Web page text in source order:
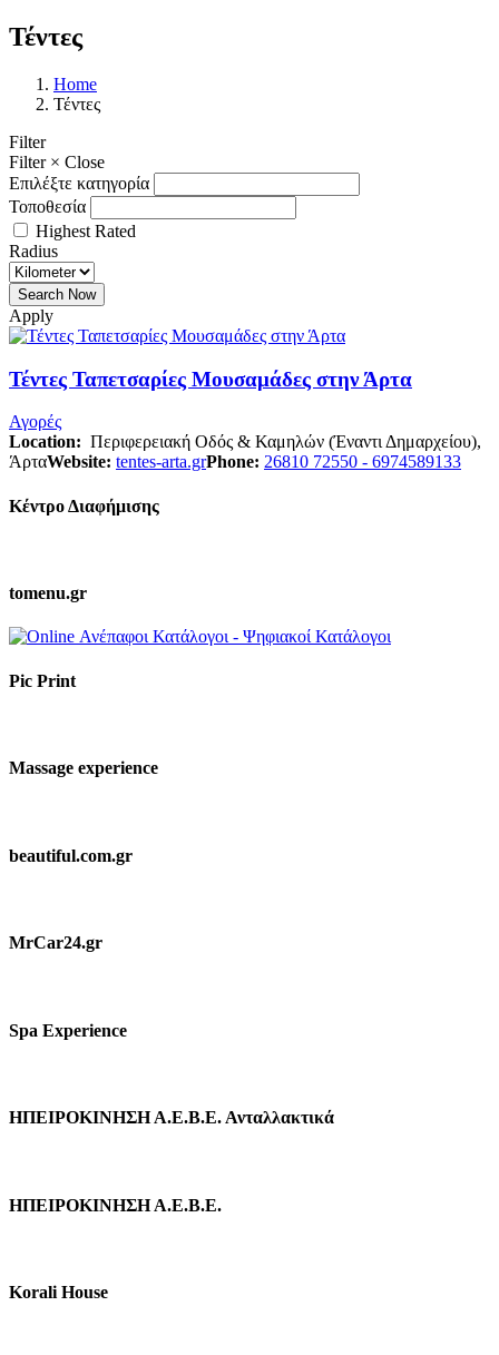
Τέντες
Home
Τέντες
Filter
Filter × Close
Επιλέξτε κατηγορία
Τοποθεσία
Highest Rated
Radius
Apply
Τέντες Ταπετσαρίες Μουσαμάδες στην Άρτα
Αγορές
Location: Περιφερειακή Οδός & Καμηλών (Έναντι Δημαρχείου),
ΆρταWebsite: tentes-arta.grPhone: 26810 72550 - 6974589133
Κέντρο Διαφήμισης
tomenu.gr
Pic Print
Massage experience
beautiful.com.gr
MrCar24.gr
Spa Experience
ΗΠΕΙΡΟΚΙΝΗΣΗ Α.Ε.Β.Ε. Ανταλλακτικά
ΗΠΕΙΡΟΚΙΝΗΣΗ Α.Ε.Β.Ε.
Korali House